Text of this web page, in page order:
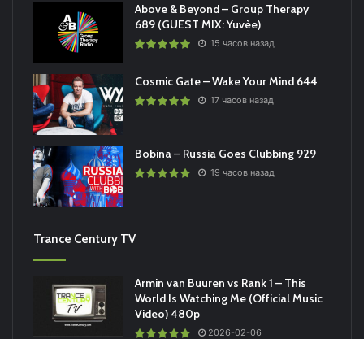
Above & Beyond – Group Therapy
689 (GUEST MIX: Yuvèe)
15 часов назад
Cosmic Gate – Wake Your Mind 644
17 часов назад
Bobina – Russia Goes Clubbing 929
19 часов назад
Trance Century TV
Armin van Buuren vs Rank 1 – This
World Is Watching Me (Official Music
Video) 480p
2026-02-06